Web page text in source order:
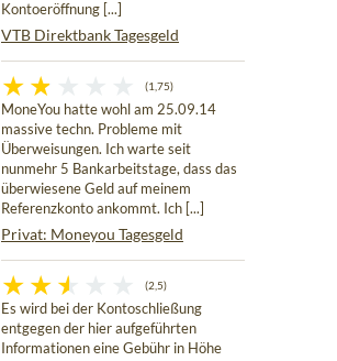
Kontoeröffnung [...]
VTB Direktbank Tagesgeld
(1,75)
MoneYou hatte wohl am 25.09.14
massive techn. Probleme mit
Überweisungen. Ich warte seit
nunmehr 5 Bankarbeitstage, dass das
überwiesene Geld auf meinem
Referenzkonto ankommt. Ich [...]
Privat: Moneyou Tagesgeld
(2,5)
Es wird bei der Kontoschließung
entgegen der hier aufgeführten
Informationen eine Gebühr in Höhe